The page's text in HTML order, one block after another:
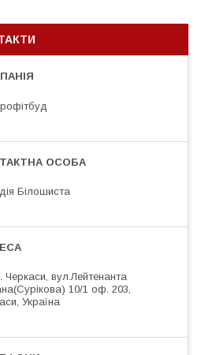
Білошиста
Черкаси, вул.Лейтенанта
10/1 оф. 203,
Україна